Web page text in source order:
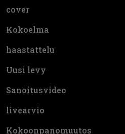
cover
Kokoelma
haastattelu
Uusi levy
Sanoitusvideo
livearvio
Kokoonpanomuutos